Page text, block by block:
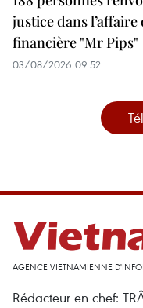
justice dans
financière "Mr Pips"
03/08/2026 09:52
AGENCE VIETNAMIENNE
Rédacteur en chef: